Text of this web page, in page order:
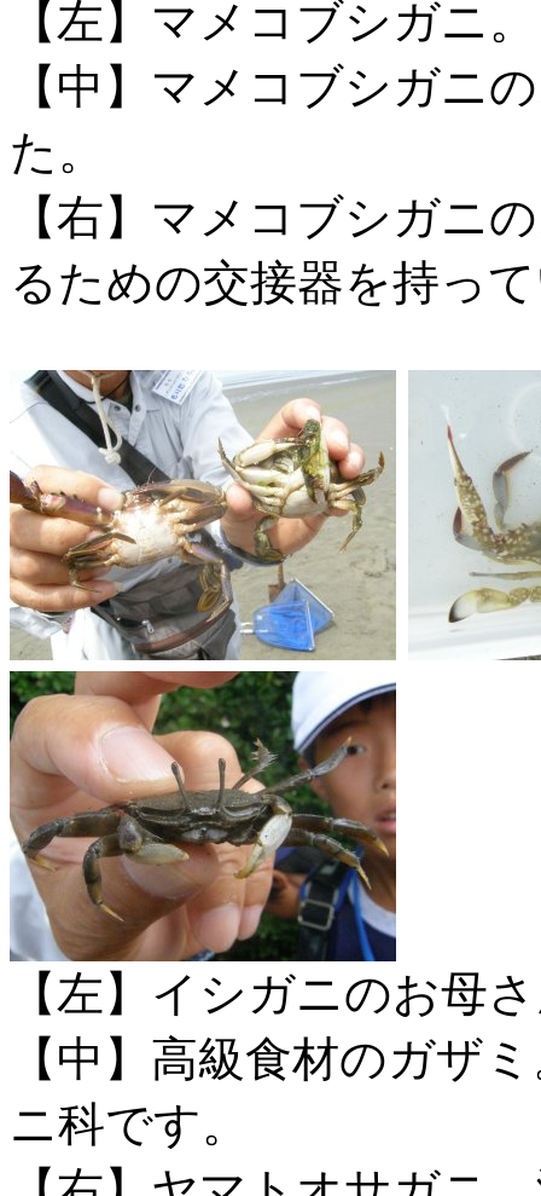
【左】マメコブシガニ。
【中】マメコブシガニ
た。
【右】マメコブシガニ
るための交接器を持っ
【左】イシガニのお母
【中】高級食材のガザ
ニ科です。